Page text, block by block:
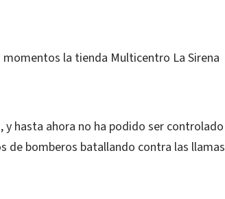
momentos la tienda Multicentro La Sirena
y hasta ahora no ha podido ser controlado
de bomberos batallando contra las llamas